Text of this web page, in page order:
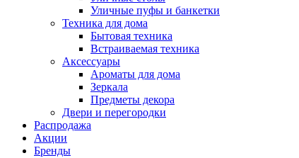
Уличные пуфы и банкетки
Техника для дома
Бытовая техника
Встраиваемая техника
Аксессуары
Ароматы для дома
Зеркала
Предметы декора
Двери и перегородки
Распродажа
Акции
Бренды